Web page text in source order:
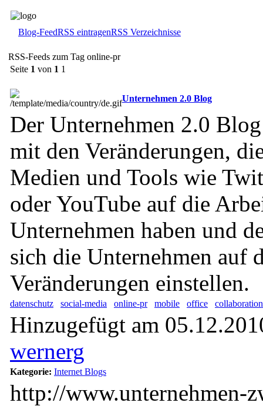
Blog-FeedRSS eintragenRSS Verzeichnisse
RSS-Feeds zum Tag online-pr
Seite 1 von 1 1
Unternehmen 2.0 Blog
Der Unternehmen 2.0
mit den Veränderungen,
Medien und Tools wie
oder YouTube auf die
Unternehmen haben und
sich die Unternehmen auf
Veränderungen einstellen.
datenschutz social-media online-pr mobile office collaboration
Hinzugefügt am
wernerg
Kategorie: Internet Blogs
http://www.unternehmen-